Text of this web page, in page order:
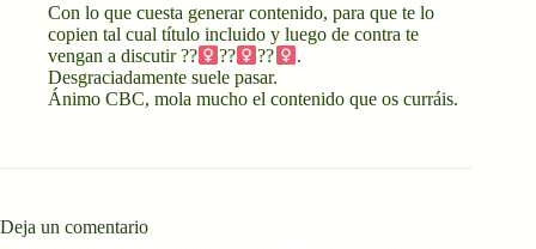
Con lo que cuesta generar contenido, para que te lo
copien tal cual título incluido y luego de contra te
vengan a discutir ??‍
??‍ ??‍
.
Desgraciadamente suele pasar.
Ánimo CBC, mola mucho el contenido que os curráis.
Deja un comentario